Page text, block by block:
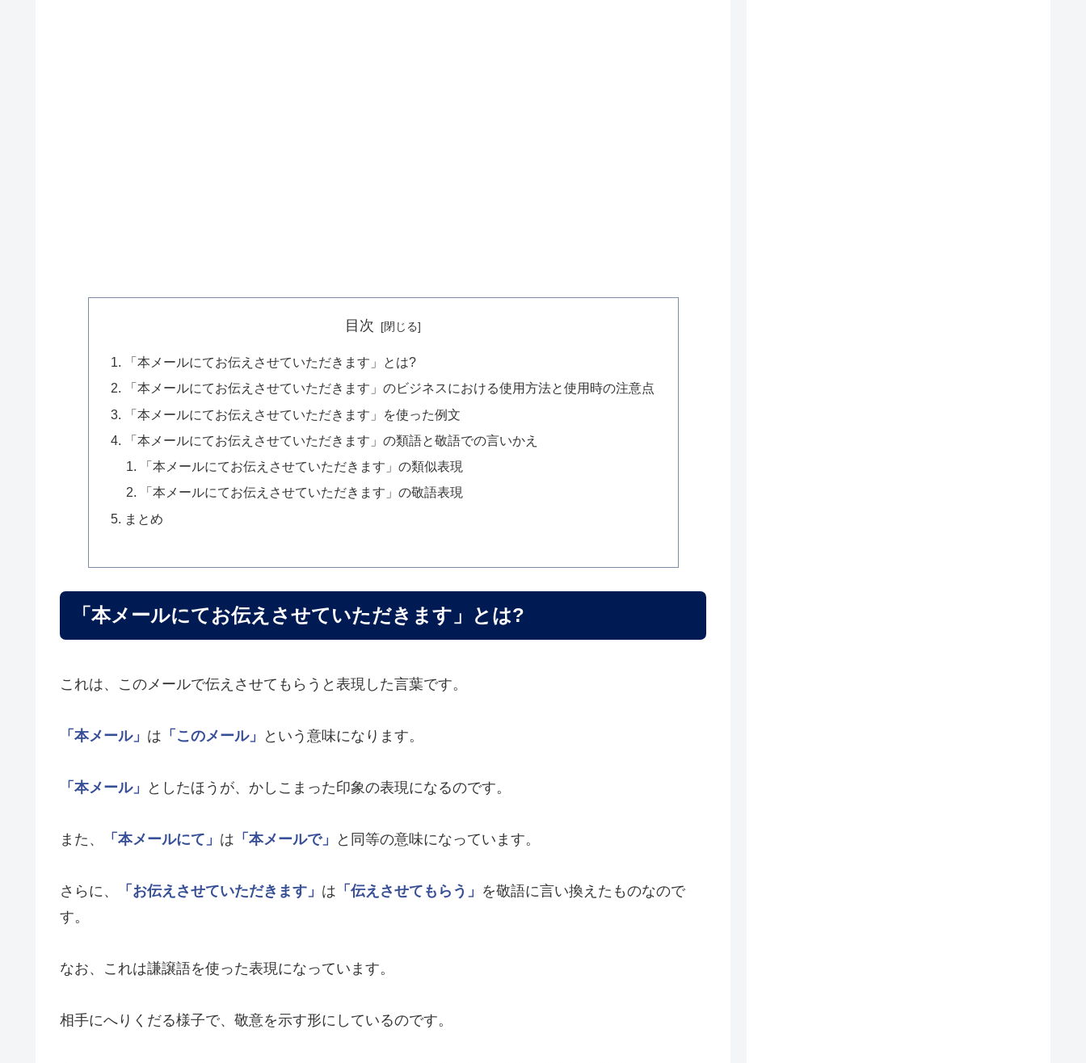
目次
「本メールにてお伝えさせていただきます」とは?
「本メールにてお伝えさせていただきます」のビジネスにおける使用方法と使用時の注意点
「本メールにてお伝えさせていただきます」を使った例文
「本メールにてお伝えさせていただきます」の類語と敬語での言いかえ
「本メールにてお伝えさせていただきます」の類似表現
「本メールにてお伝えさせていただきます」の敬語表現
まとめ
「本メールにてお伝えさせていただきます」とは?
これは、このメールで伝えさせてもらうと表現した言葉です。
「本メール」 は 「このメール」 という意味になります。
「本メール」 としたほうが、かしこまった印象の表現になるのです。
また、 「本メールにて」 は 「本メールで」 と同等の意味になっています。
さらに、 「お伝えさせていただきます」 は 「伝えさせてもらう」 を敬語に言い換えたものなので
す。
なお、これは謙譲語を使った表現になっています。
相手にへりくだる様子で、敬意を示す形にしているのです。